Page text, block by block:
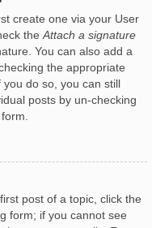
create one via your User
the Attach a signature
You can also add a
the appropriate
do so, you can still
posts by un-checking
post of a topic, click the
form; if you cannot see